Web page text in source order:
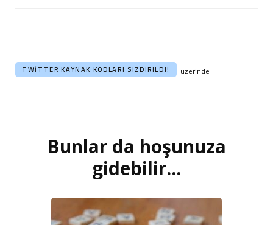
TWITTER KAYNAK KODLARI SIZDIRILDI! üzerinde
Bunlar da hoşunuza
gidebilir...